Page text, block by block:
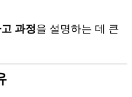
과정을 설명하는 데 큰